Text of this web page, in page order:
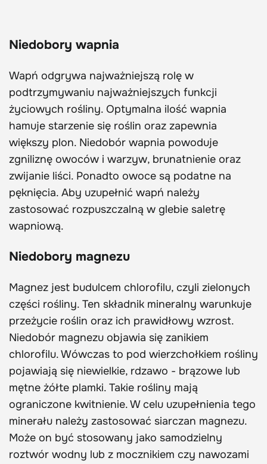
Niedobory wapnia
Wapń odgrywa najważniejszą rolę w
podtrzymywaniu najważniejszych funkcji
życiowych rośliny. Optymalna ilość wapnia
hamuje starzenie się roślin oraz zapewnia
większy plon. Niedobór wapnia powoduje
zgniliznę owoców i warzyw, brunatnienie oraz
zwijanie liści. Ponadto owoce są podatne na
pęknięcia. Aby uzupełnić wapń należy
zastosować rozpuszczalną w glebie saletrę
wapniową.
Niedobory magnezu
Magnez jest budulcem chlorofilu, czyli zielonych
części rośliny. Ten składnik mineralny warunkuje
przeżycie roślin oraz ich prawidłowy wzrost.
Niedobór magnezu objawia się zanikiem
chlorofilu. Wówczas to pod wierzchołkiem rośliny
pojawiają się niewielkie, rdzawo - brązowe lub
mętne żółte plamki. Takie rośliny mają
ograniczone kwitnienie. W celu uzupełnienia tego
minerału należy zastosować siarczan magnezu.
Może on być stosowany jako samodzielny
roztwór wodny lub z mocznikiem czy nawozami